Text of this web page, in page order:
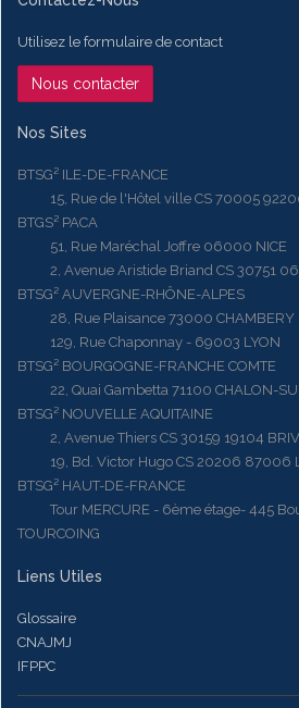
Utilisez le formulaire de contact
Nous contacter
Nos Sites
BTSG² ILE-DE-FRANCE
15, Rue de l'Hôtel ville CS 70005 92200
BTGS² PACA
51, Rue Maréchal Joffre 06000 NICE
2, Avenue Aristide Briand CS 30751
BTSG² AUVERGNE-RHÔNE-ALPES
28, Rue Plaisance 73000 CHAMBERY
129, Rue Chaponnay - 69003 LYON
BTSG² BOURGOGNE-FRANCHE COMTE
22, Quai Gambetta 71100 CHALON-
BTSG² NOUVELLE AQUITAINE
2, Avenue Thiers CS 30159 19104
19, Bd. Victor Hugo CS 20206 87006
BTSG² HAUT-DE-FRANCE
Tour MERCURE - 6ème étage- 445
TOURCOING
Liens Utiles
Glossaire
CNAJMJ
IFPPC